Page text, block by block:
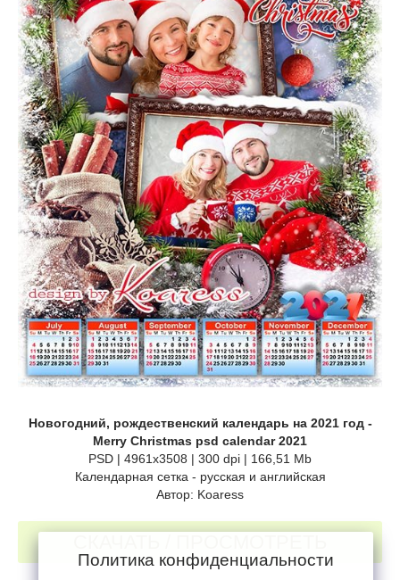
Новогодний, рождественский календарь на 2021 год -
Merry Christmas psd calendar 2021
PSD | 4961x3508 | 300 dpi | 166,51 Mb
Календарная сетка - русская и английская
Автор: Koaress
Политика конфиденциальности